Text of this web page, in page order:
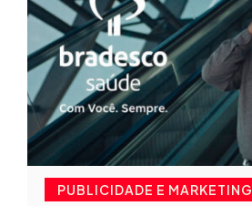
PUBLICIDADE E MARKETING